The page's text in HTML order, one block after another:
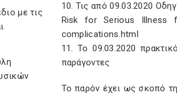
με τις
10. Τις από 09.03.2020
Risk for Serious Illness
complications.html
11. Το 09.03.2020
παράγοντες
Το παρόν έχει ως σκοπό